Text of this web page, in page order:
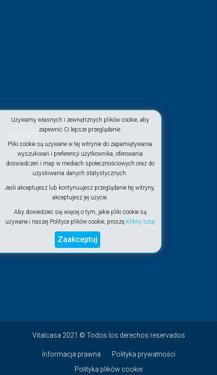
Używamy własnych i zewnętrznych plików cookie, aby
zapewnić Ci lepsze przeglądanie.
Pliki cookie są używane w tej witrynie do zapamiętywania
wyszukiwań i preferencji użytkownika, oferowania
doświadczeń i map w mediach społecznościowych oraz do
uzyskiwania danych statystycznych.
Jeśli akceptujesz lub kontynuujesz przeglądanie tej witryny,
akceptujesz jej użycie.
Aby dowiedzieć się więcej o tym, jakie pliki cookie są
używane i naszej Polityce plików cookie, proszę Kliknij tutaj
Zaakceptuj
Na plaży
Vitalcasa 2021 © Todos los derechos reservados
Informacja prawna
Polityka prywatności
Polityka plików cookie